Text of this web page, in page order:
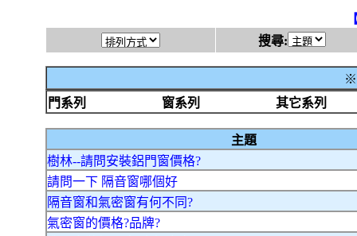
搜尋:
※
門系列
窗系列 其它系列
主題
樹林--請問安裝鋁門窗價格?
請問一下 隔音窗哪個好
隔音窗和氣密窗有何不同?
氣密窗的價格?品牌?